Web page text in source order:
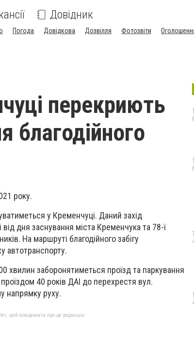
Довідник
Погода Довідкова Дозвілля Фотозвіти
перекриють
благодійного
року.
у Кременчуці. Даний захід
дня заснування міста Кременчука та 78-ї
На маршруті благодійного забігу
автотранспорту.
хвилин заборонятиметься проїзд та паркування
40 років ДАІ до перехрестя вул.
напрямку руху.
щоб повідомити про це редакцію